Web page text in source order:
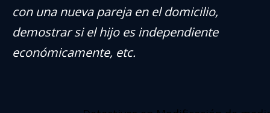
con una nueva pareja en el domicilio,
demostrar si el hijo es independiente
económicamente, etc.